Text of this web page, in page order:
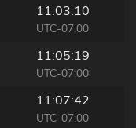
11:03:10
UTC-07:00
11:05:19
UTC-07:00
11:07:42
UTC-07:00